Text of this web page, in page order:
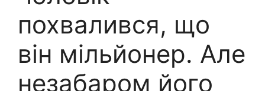
похвалився, що
він мільйонер. Але
незабаром його